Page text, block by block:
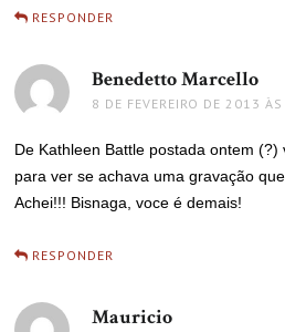
RESPONDER
Benedetto Marcello
8 DE FEVEREIRO DE 2013
De Kathleen Battle postada ontem
para ver se achava uma gravação
Achei!!! Bisnaga, voce é demais!
RESPONDER
Mauricio